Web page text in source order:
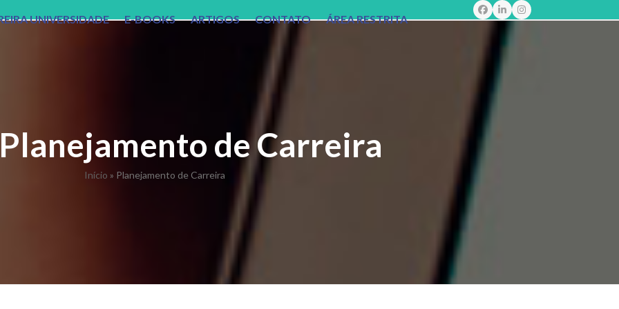
Facebook
LinkedInInstagram
UNIVERSIDADE E-BOOKS ARTIGOS CONTATO ÁREA RESTRITA
Planejamento de Carreira
Início » Planejamento de Carreira